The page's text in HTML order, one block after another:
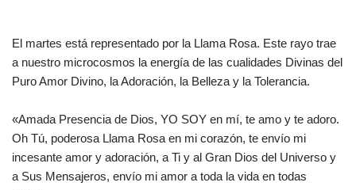
El martes está representado por la Llama Rosa. Este rayo trae
a nuestro microcosmos la energía de las cualidades Divinas del
Puro Amor Divino, la Adoración, la Belleza y la Tolerancia.
«Amada Presencia de Dios, YO SOY en mí, te amo y te adoro.
Oh Tú, poderosa Llama Rosa en mi corazón, te envío mi
incesante amor y adoración, a Ti y al Gran Dios del Universo y
a Sus Mensajeros, envío mi amor a toda la vida en todas